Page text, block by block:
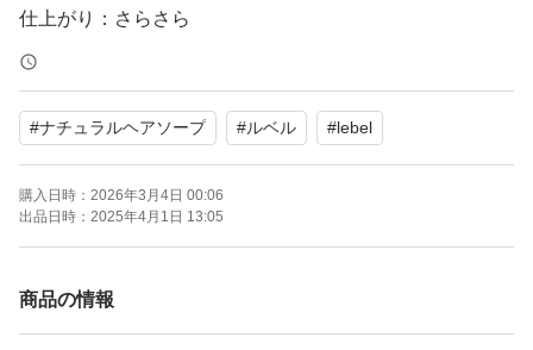
仕上がり：さらさら
特徴：プロ、サロン用
個数：2.0 個
セット/単品：セット
ご覧頂きありがとうございます。
出荷可能日時 ご注意※
#ナチュラルヘアソープ #ルベル #lebel
購入日時： 2026年3月4日 00:06
出品日時： 2025年4月1日 13:05
商品の情報